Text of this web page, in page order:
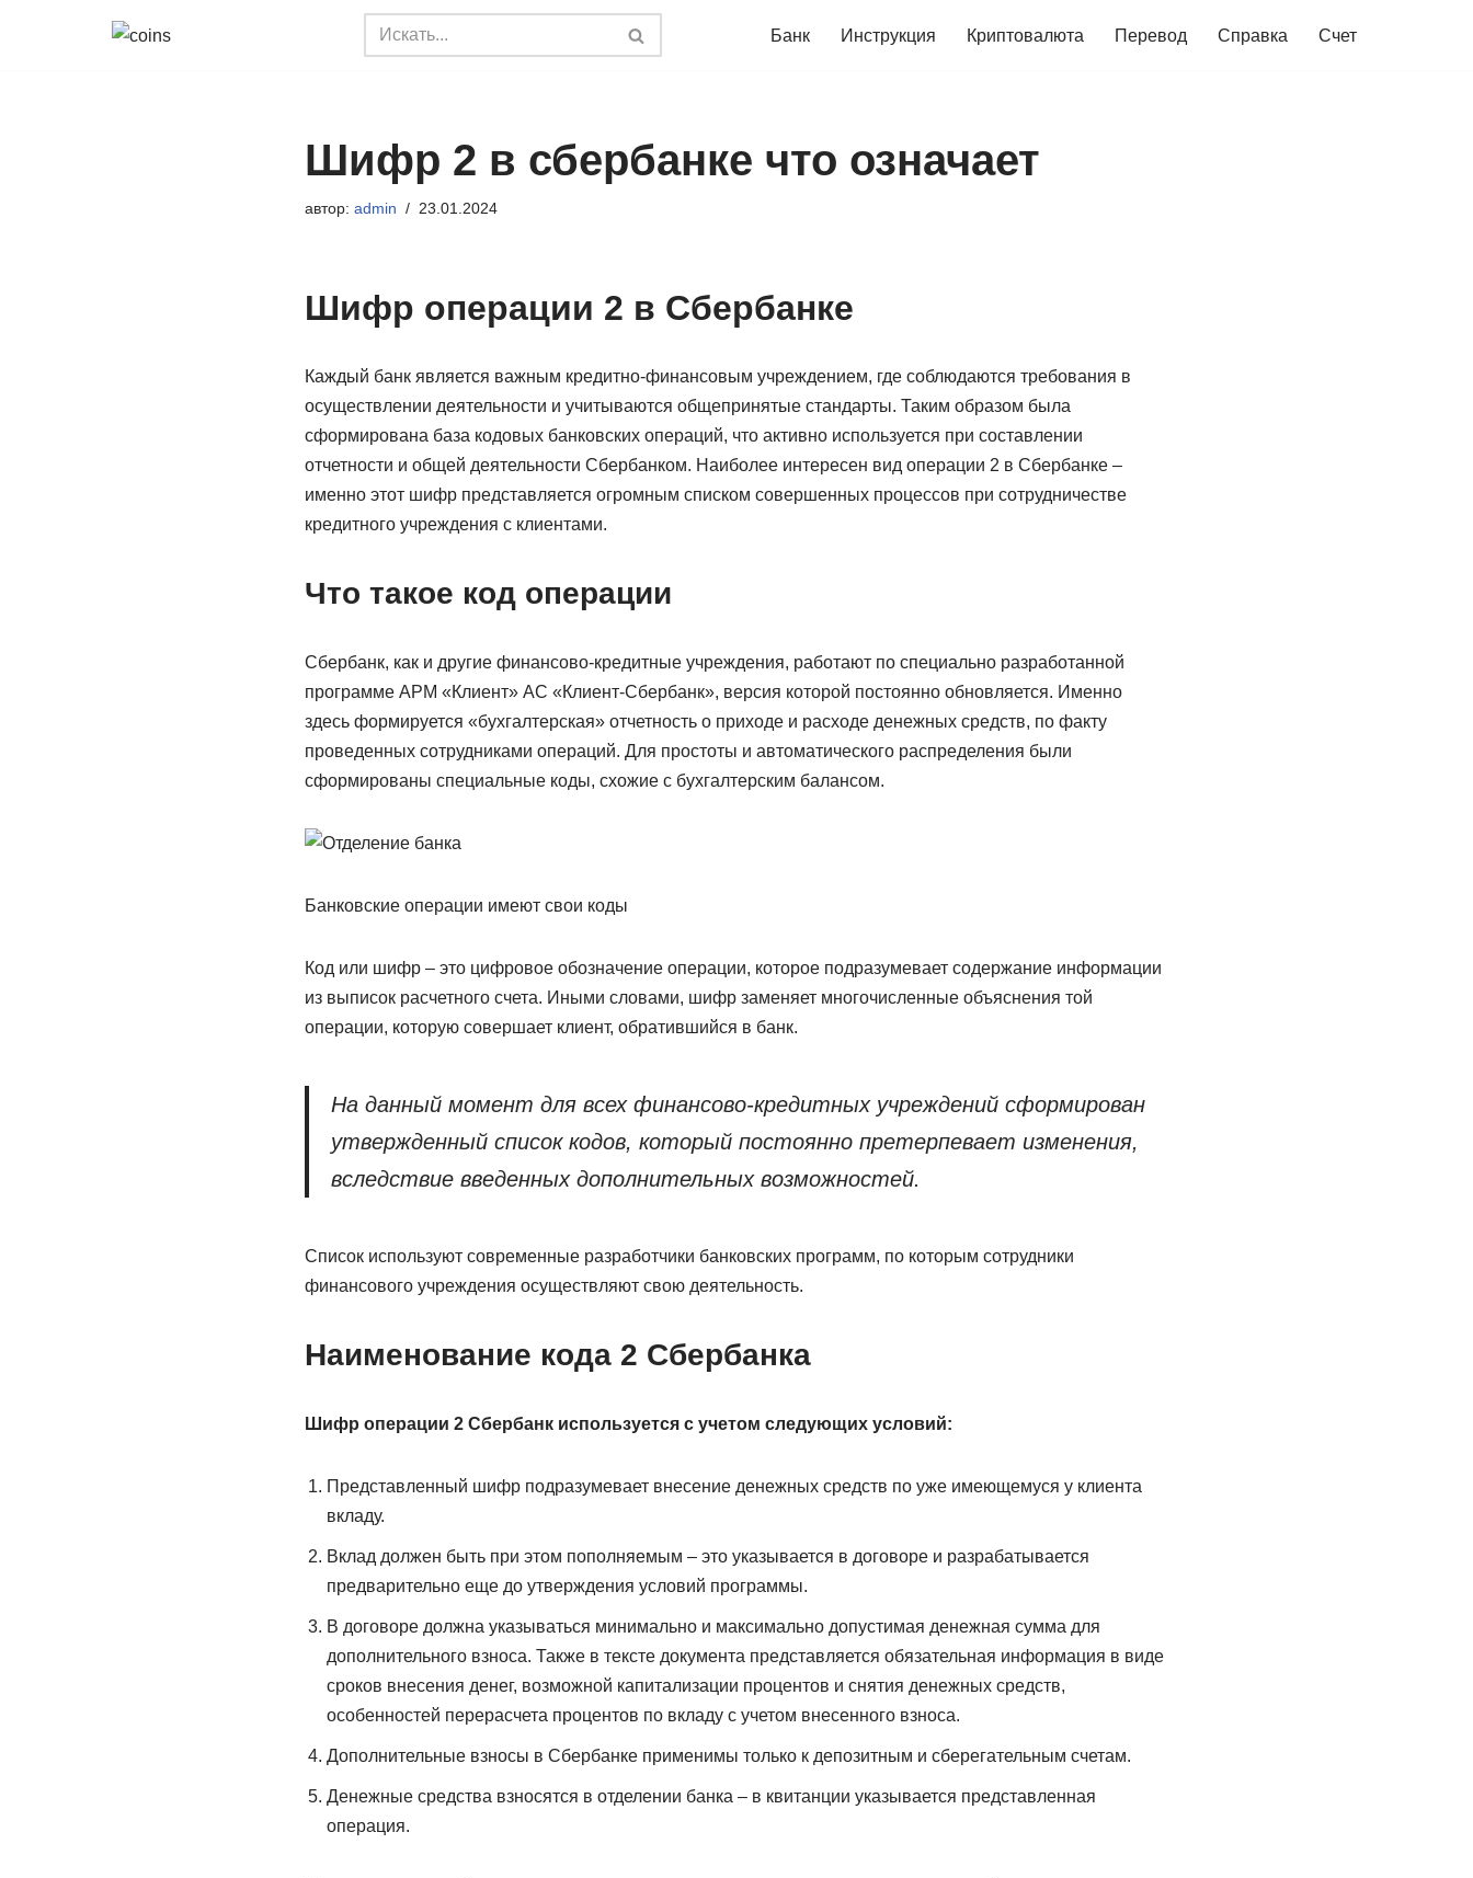
Банк Инструкция Криптовалюта Перевод Справка Счет
Шифр 2 в сбербанке что означает
автор: admin 23.01.2024
Шифр операции 2 в Сбербанке
Каждый банк является важным кредитно-финансовым учреждением, где соблюдаются требования в
осуществлении деятельности и учитываются общепринятые стандарты. Таким образом была
сформирована база кодовых банковских операций, что активно используется при составлении
отчетности и общей деятельности Сбербанком. Наиболее интересен вид операции 2 в Сбербанке –
именно этот шифр представляется огромным списком совершенных процессов при сотрудничестве
кредитного учреждения с клиентами.
Что такое код операции
Сбербанк, как и другие финансово-кредитные учреждения, работают по специально разработанной
программе АРМ «Клиент» АС «Клиент-Сбербанк», версия которой постоянно обновляется. Именно
здесь формируется «бухгалтерская» отчетность о приходе и расходе денежных средств, по факту
проведенных сотрудниками операций. Для простоты и автоматического распределения были
сформированы специальные коды, схожие с бухгалтерским балансом.
Банковские операции имеют свои коды
Код или шифр – это цифровое обозначение операции, которое подразумевает содержание информации
из выписок расчетного счета. Иными словами, шифр заменяет многочисленные объяснения той
операции, которую совершает клиент, обратившийся в банк.
На данный момент для всех финансово-кредитных учреждений сформирован
утвержденный список кодов, который постоянно претерпевает изменения,
вследствие введенных дополнительных возможностей.
Список используют современные разработчики банковских программ, по которым сотрудники
финансового учреждения осуществляют свою деятельность.
Наименование кода 2 Сбербанка
Шифр операции 2 Сбербанк используется с учетом следующих условий:
Представленный шифр подразумевает внесение денежных средств по уже имеющемуся у клиента
вкладу.
Вклад должен быть при этом пополняемым – это указывается в договоре и разрабатывается
предварительно еще до утверждения условий программы.
В договоре должна указываться минимально и максимально допустимая денежная сумма для
дополнительного взноса. Также в тексте документа представляется обязательная информация в виде
сроков внесения денег, возможной капитализации процентов и снятия денежных средств,
особенностей перерасчета процентов по вкладу с учетом внесенного взноса.
Дополнительные взносы в Сбербанке применимы только к депозитным и сберегательным счетам.
Денежные средства взносятся в отделении банка – в квитанции указывается представленная
операция.